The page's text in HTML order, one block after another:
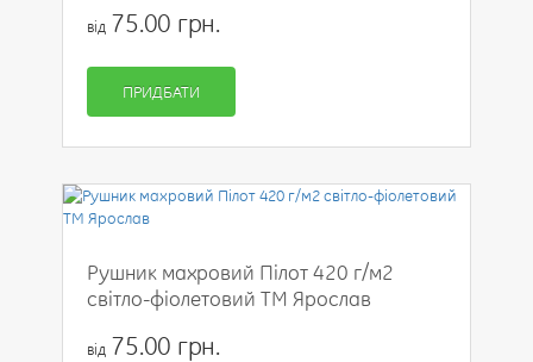
від 75.00 грн.
ПРИДБАТИ
Рушник махровий Пілот 420 г/м2
світло-фіолетовий ТМ Ярослав
від 75.00 грн.